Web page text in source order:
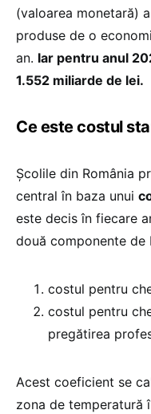
(valoarea monetară)
produse de o
an. Iar pentru anul
1.552 miliarde de lei.
Ce este costul
Școlile din România
central în baza unui
este decis în fiecare
două componente de
costul pentru
costul pentru
pregătirea
Acest coeficient se
zona de temperatură